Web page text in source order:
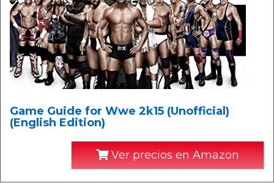
Game Guide for Wwe 2k15 (Unofficial)
(English Edition)
Ver precios en Amazon